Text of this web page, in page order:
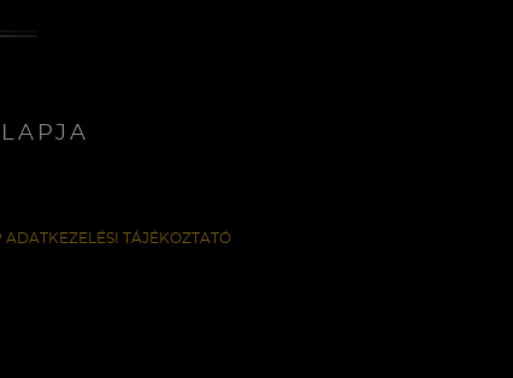
ADATKEZELÉSI TÁJÉKOZTATÓ